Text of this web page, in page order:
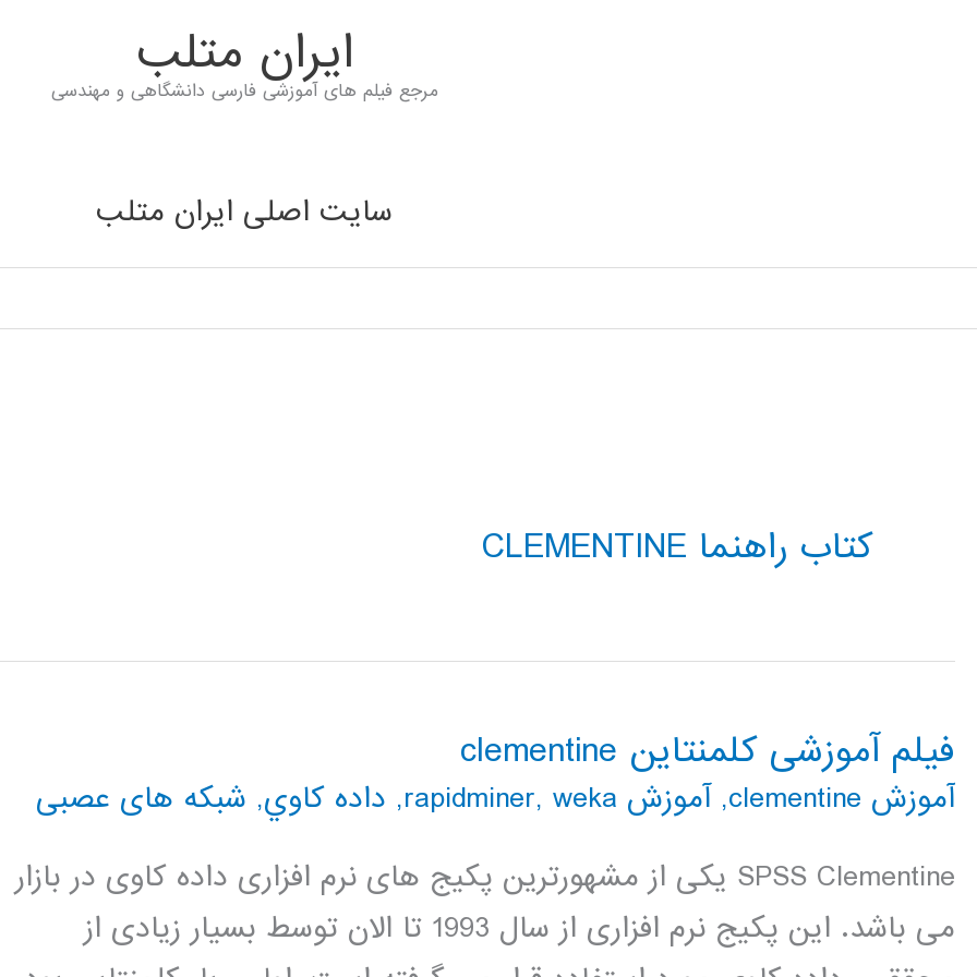
ايران متلب
مرجع فیلم های آموزشی فارسی دانشگاهی و مهندسی
سایت اصلی ایران متلب
کتاب راهنما CLEMENTINE
فیلم آموزشی کلمنتاین clementine
آموزش clementine ,آموزش rapidminer , weka
, داده كاوي, شبکه های عصبی
SPSS Clementine یکی از مشهورترین پکیج های نرم افزاری داده کاوی در بازار
می باشد. این پکیج نرم افزاری از سال 1993 تا الان توسط بسیار زیادی از